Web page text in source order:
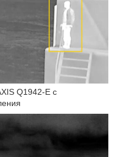
Q1942-E с